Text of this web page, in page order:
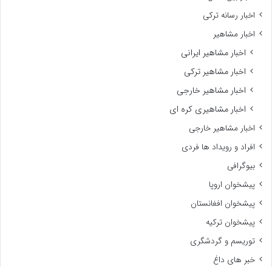
اخبار رسانه ترکی
اخبار مشاهیر
اخبار مشاهیر ایرانی
اخبار مشاهیر ترکی
اخبار مشاهیر خارجی
اخبار مشاهیری کره ای
اخبار مشاهیر خارجی
افراد و رویداد ها فردی
بیوگرافی
پیشخوان اروپا
پیشخوان افغانستان
پیشخوان ترکیه
توریسم و گردشگری
خبر های داغ